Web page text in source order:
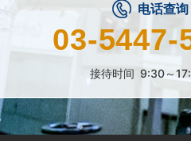
电话查询
03-5447-
接待时间 9:30～